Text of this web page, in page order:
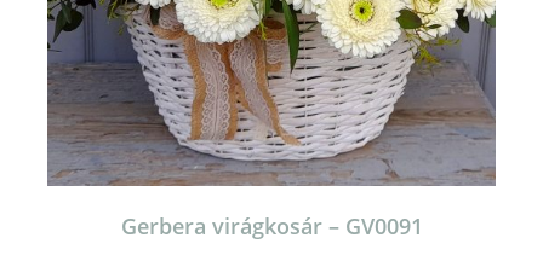
Gerbera virágkosár – GV0091